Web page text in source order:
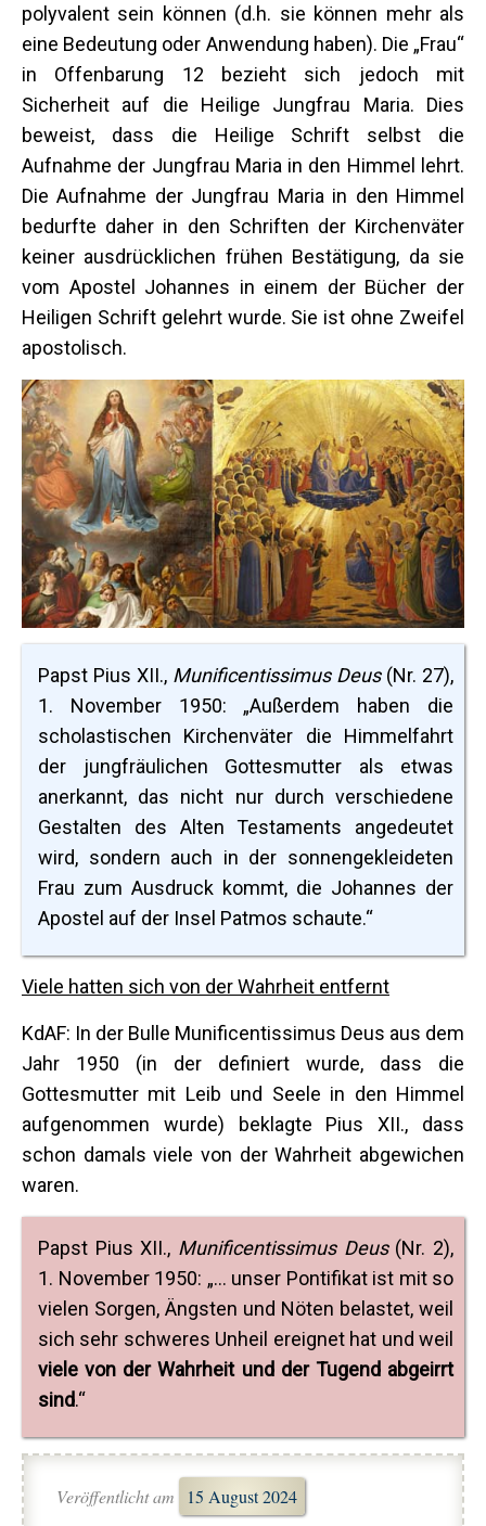
polyvalent sein können (d.h. sie können mehr als
eine Bedeutung oder Anwendung haben). Die „Frau“
in Offenbarung 12 bezieht sich jedoch mit
Sicherheit auf die Heilige Jungfrau Maria. Dies
beweist, dass die Heilige Schrift selbst die
Aufnahme der Jungfrau Maria in den Himmel lehrt.
Die Aufnahme der Jungfrau Maria in den Himmel
bedurfte daher in den Schriften der Kirchenväter
keiner ausdrücklichen frühen Bestätigung, da sie
vom Apostel Johannes in einem der Bücher der
Heiligen Schrift gelehrt wurde. Sie ist ohne Zweifel
apostolisch.
Papst Pius XII., Munificentissimus Deus(Nr. 27),
1. November 1950: „Außerdem haben die
scholastischen Kirchenväter die Himmelfahrt
der jungfräulichen Gottesmutter als etwas
anerkannt, das nicht nur durch verschiedene
Gestalten des Alten Testaments angedeutet
wird, sondern auch in der sonnengekleideten
Frau zum Ausdruck kommt, die Johannes der
Apostel auf der Insel Patmos schaute.“
Viele hatten sich von der Wahrheit entfernt
KdAF: In der Bulle Munificentissimus Deus aus dem
Jahr 1950 (in der definiert wurde, dass die
Gottesmutter mit Leib und Seele in den Himmel
aufgenommen wurde) beklagte Pius XII., dass
schon damals viele von der Wahrheit abgewichen
waren.
Papst Pius XII., Munificentissimus Deus(Nr. 2),
1. November 1950: „... unser Pontifikat ist mit so
vielen Sorgen, Ängsten und Nöten belastet, weil
sich sehr schweres Unheil ereignet hat und weil
viele von der Wahrheit und der Tugend abgeirrt
sind.“
Veröffentlicht am 15 August 2024